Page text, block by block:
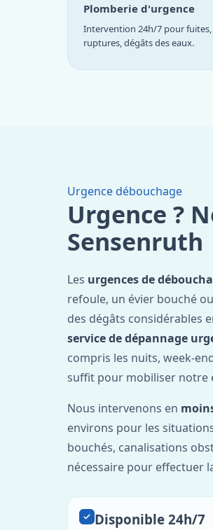
Plomberie d'urgence
Intervention 24h/7 pour fuites,
ruptures, dégâts des eaux.
Urgence débouchage
Urgence ?
Sensenruth
Les urgences de
refoule, un évier bouché
des dégâts considérables
service de dépannage
compris les nuits, week-
suffit pour mobiliser notre
Nous intervenons en
environs pour les
bouchés, canalisations
nécessaire pour effectuer
Disponible 24h/7